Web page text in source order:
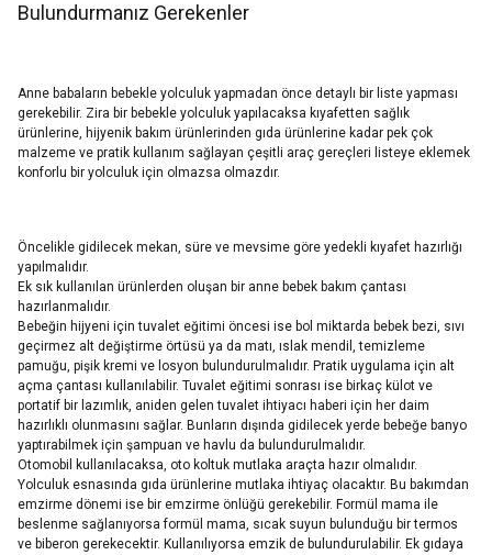
Bulundurmanız Gerekenler
Anne babaların bebekle yolculuk yapmadan önce detaylı bir liste yapması
gerekebilir. Zira bir bebekle yolculuk yapılacaksa kıyafetten sağlık
ürünlerine, hijyenik bakım ürünlerinden gıda ürünlerine kadar pek çok
malzeme ve pratik kullanım sağlayan çeşitli araç gereçleri listeye eklemek
konforlu bir yolculuk için olmazsa olmazdır.
Öncelikle gidilecek mekan, süre ve mevsime göre yedekli kıyafet hazırlığı
yapılmalıdır.
Ek sık kullanılan ürünlerden oluşan bir anne bebek bakım çantası
hazırlanmalıdır.
Bebeğin hijyeni için tuvalet eğitimi öncesi ise bol miktarda bebek bezi, sıvı
geçirmez alt değiştirme örtüsü ya da matı, ıslak mendil, temizleme
pamuğu, pişik kremi ve losyon bulundurulmalıdır. Pratik uygulama için alt
açma çantası kullanılabilir. Tuvalet eğitimi sonrası ise birkaç külot ve
portatif bir lazımlık, aniden gelen tuvalet ihtiyacı haberi için her daim
hazırlıklı olunmasını sağlar. Bunların dışında gidilecek yerde bebeğe banyo
yaptırabilmek için şampuan ve havlu da bulundurulmalıdır.
Otomobil kullanılacaksa, oto koltuk mutlaka araçta hazır olmalıdır.
Yolculuk esnasında gıda ürünlerine mutlaka ihtiyaç olacaktır. Bu bakımdan
emzirme dönemi ise bir emzirme önlüğü gerekebilir. Formül mama ile
beslenme sağlanıyorsa formül mama, sıcak suyun bulunduğu bir termos
ve biberon gerekecektir. Kullanılıyorsa emzik de bulundurulabilir. Ek gıdaya